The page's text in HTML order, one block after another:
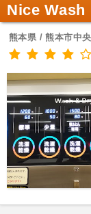
Nice Wash
熊本県 / 熊本市中